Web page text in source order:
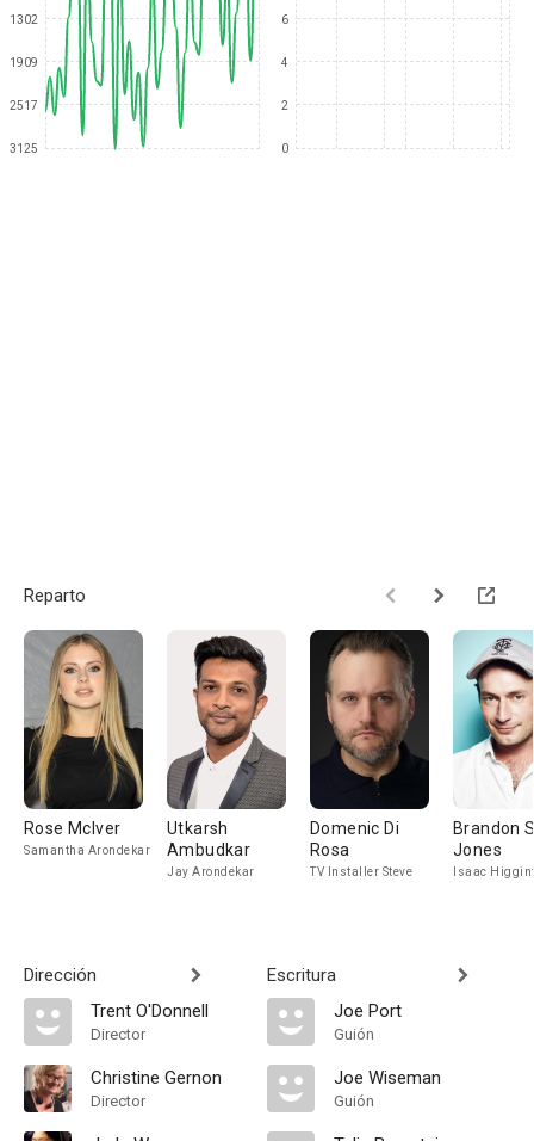
1302
1909
2517
3125
6
4
2
0
Reparto
Rose McIver
Samantha Arondekar
Utkarsh
Ambudkar
Jay Arondekar
Domenic Di
Rosa
TV Installer Steve
Brandon
Jones
Isaac
Dirección
Trent O'Donnell
Director
Christine Gernon
Director
Escritura
Joe Port
Guión
Joe Wiseman
Guión